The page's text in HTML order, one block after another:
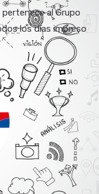
al Grupo
los días impreso